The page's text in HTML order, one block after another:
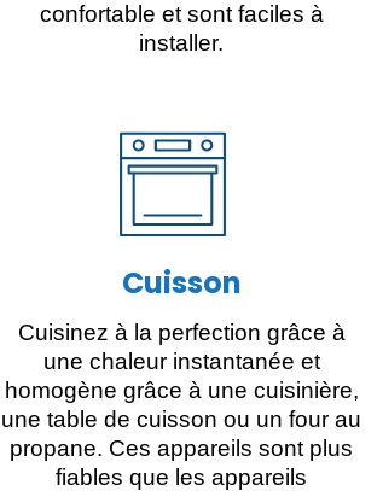
confortable et sont faciles à
installer.
Cuisson
Cuisinez à la perfection grâce à
une chaleur instantanée et
homogène grâce à une cuisinière,
une table de cuisson ou un four au
propane. Ces appareils sont plus
fiables que les appareils